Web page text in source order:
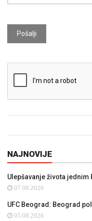
Pošalji
NAJNOVIJE
Ulepšavanje života jednim
07.08.2026
UFC Beograd: Beograd
05.08.2026